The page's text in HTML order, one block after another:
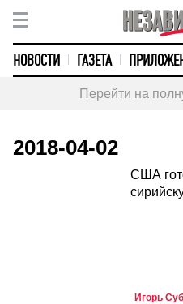
НОВОСТИ ГАЗЕТА
Перейти на
2018-04-02
США
Игорь